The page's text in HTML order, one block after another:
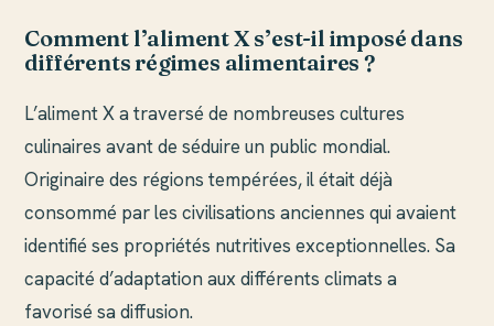
Comment l’aliment X s’est-il imposé dans
différents régimes alimentaires ?
L’aliment X a traversé de nombreuses cultures
culinaires avant de séduire un public mondial.
Originaire des régions tempérées, il était déjà
consommé par les civilisations anciennes qui avaient
identifié ses propriétés nutritives exceptionnelles. Sa
capacité d’adaptation aux différents climats a
favorisé sa diffusion.